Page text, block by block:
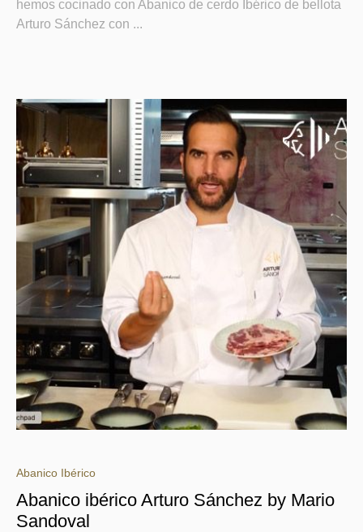
hemos cocinado con Abanico de cerdo Ibérico de bellota
Arturo Sánchez con ...
Abanico Ibérico
Abanico ibérico Arturo Sánchez by Mario
Sandoval